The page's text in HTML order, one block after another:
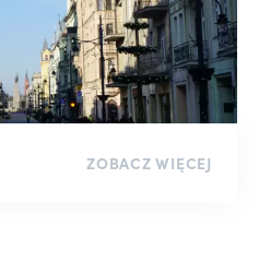
ZOBACZ WIĘCEJ